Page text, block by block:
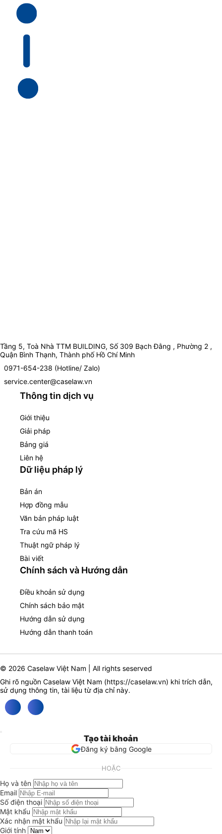
Tầng 5, Toà Nhà TTM BUILDING, Số 309 Bạch Đằng , Phường 2 ,
Quận Bình Thạnh, Thành phố Hồ Chí Minh
0971-654-238 (Hotline/ Zalo)
service.center@caselaw.vn
Thông tin dịch vụ
Giới thiệu
Giải pháp
Bảng giá
Liên hệ
Dữ liệu pháp lý
Bản án
Hợp đồng mẫu
Văn bản pháp luật
Tra cứu mã HS
Thuật ngữ pháp lý
Bài viết
Chính sách và Hướng dẫn
Điều khoản sử dụng
Chính sách bảo mật
Hướng dẫn sử dụng
Hướng dẫn thanh toán
© 2026 Caselaw Việt Nam | All rights seserved
Ghi rõ nguồn Caselaw Việt Nam (https://caselaw.vn) khi trích dẫn,
sử dụng thông tin, tài liệu từ địa chỉ này.
Tạo tài khoản
Đăng ký bằng Google
HOẶC
Họ và tên
Email
Số điện thoại
Mật khẩu
Xác nhận mật khẩu
Giới tính